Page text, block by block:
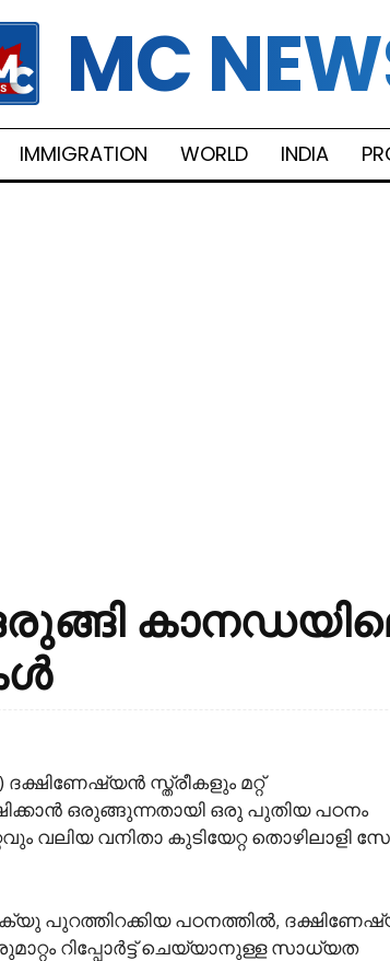
MC
IMMIGRATION WORLD INDIA
സ്ത്രീകളും മറ്റ്
ഒരുങ്ങുന്നതായി ഒരു പുതിയ പഠനം
വലിയ വനിതാ കുടിയേറ്റ തൊഴിലാളി
പുറത്തിറക്കിയ പഠനത്തിൽ,
റിപ്പോർട്ട് ചെയ്യാനുള്ള സാധ്യത